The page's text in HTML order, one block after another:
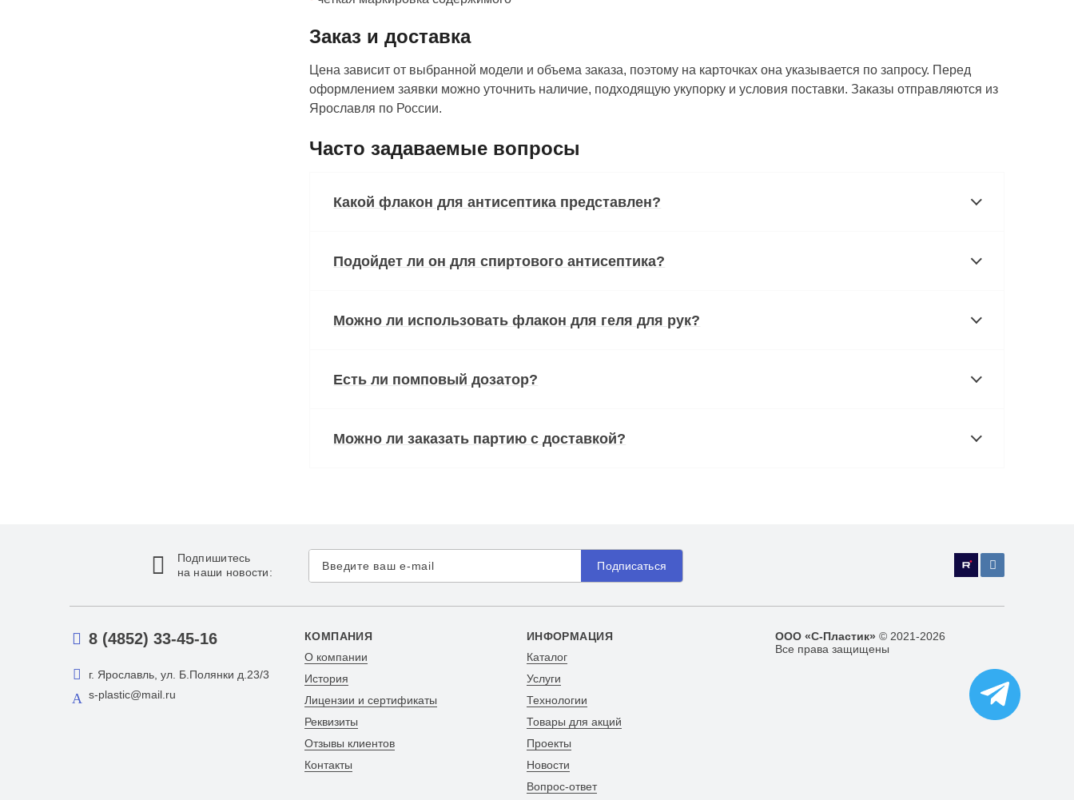
Заказ и доставка
Цена зависит от выбранной модели и объема заказа, поэтому на карточках она указывается по запросу. Перед
оформлением заявки можно уточнить наличие, подходящую укупорку и условия поставки. Заказы отправляются из
Ярославля по России.
Часто задаваемые вопросы
Какой флакон для антисептика представлен?
Подойдет ли он для спиртового антисептика?
Можно ли использовать флакон для геля для рук?
Есть ли помповый дозатор?
Можно ли заказать партию с доставкой?
Подпишитесь
на наши новости:
Подписаться
8 (4852) 33-45-16
г. Ярославль, ул. Б.Полянки д.23/3
s-plastic@mail.ru
КОМПАНИЯ
О компании
История
Лицензии и сертификаты
Реквизиты
Отзывы клиентов
Контакты
ИНФОРМАЦИЯ
Каталог
Услуги
Технологии
Товары для акций
Проекты
Новости
Вопрос-ответ
ООО «С-Пластик» © 2021-2026
Все права защищены